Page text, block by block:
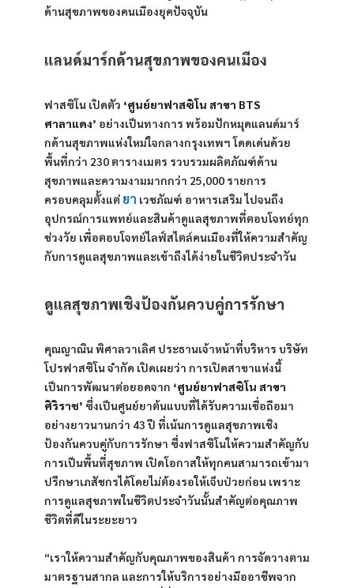
ด้านสุขภาพของคนเมืองยุคปัจจุบัน
แลนด์มาร์กด้านสุขภาพของคนเมือง
ฟาสซิโน เปิดตัว ‘ศูนย์ยาฟาสซิโน สาขา BTS
ศาลาแดง’ อย่างเป็นทางการ พร้อมปักหมุดแลนด์มาร์
กด้านสุขภาพแห่งใหม่ใจกลางกรุงเทพฯ โดดเด่นด้วย
พื้นที่กว่า 230 ตารางเมตร รวบรวมผลิตภัณฑ์ด้าน
สุขภาพและความงามมากกว่า 25,000 รายการ
ครอบคลุมตั้งแต่ ยา เวชภัณฑ์ อาหารเสริม ไปจนถึง
อุปกรณ์การแพทย์และสินค้าดูแลสุขภาพที่ตอบโจทย์ทุก
ช่วงวัย เพื่อตอบโจทย์ไลฟ์สไตล์คนเมืองที่ให้ความสำคัญ
กับการดูแลสุขภาพและเข้าถึงได้ง่ายในชีวิตประจำวัน
ดูแลสุขภาพเชิงป้องกันควบคู่การรักษา
คุณญาณิน พิศาลวาเลิศ ประธานเจ้าหน้าที่บริหาร บริษัท
โปรฟาสซิโน จำกัด เปิดเผยว่า การเปิดสาขาแห่งนี้
เป็นการพัฒนาต่อยอดจาก ‘ศูนย์ยาฟาสซิโน สาขา
ศิริราช’ ซึ่งเป็นศูนย์ยาต้นแบบที่ได้รับความเชื่อถือมา
อย่างยาวนานกว่า 43 ปี ที่เน้นการดูแลสุขภาพเชิง
ป้องกันควบคู่กับการรักษา ซึ่งฟาสซิโนให้ความสำคัญกับ
การเป็นพื้นที่สุขภาพ เปิดโอกาสให้ทุกคนสามารถเข้ามา
ปรึกษาเภสัชกรได้โดยไม่ต้องรอให้เจ็บป่วยก่อน เพราะ
การดูแลสุขภาพในชีวิตประจำวันนั้นสำคัญต่อคุณภาพ
ชีวิตที่ดีในระยะยาว
“เราให้ความสำคัญกับคุณภาพของสินค้า การจัดวางตาม
มาตรฐานสากล และการให้บริการอย่างมืออาชีพจาก